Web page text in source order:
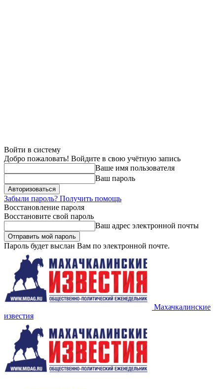
Войти в систему
Добро пожаловать! Войдите в свою учётную запись
Ваше имя пользователя
Ваш пароль
Забыли пароль? Получить помощь
Восстановление пароля
Восстановите свой пароль
Ваш адрес электронной почты
Пароль будет выслан Вам по электронной почте.
Махачкалинские
известия